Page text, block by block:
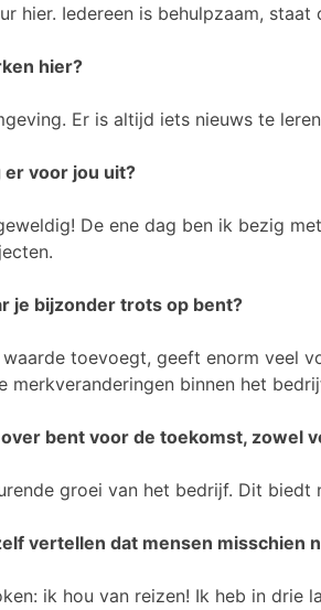
hier. Iedereen is behulpzaam,
hier?
Er is altijd iets nieuws te
voor jou uit?
De ene dag ben ik bezig
je bijzonder trots op bent?
toevoegt, geeft enorm veel
merkveranderingen binnen het
bent voor de toekomst, zowel
groei van het bedrijf. Dit biedt
vertellen dat mensen misschien
ik hou van reizen! Ik heb in